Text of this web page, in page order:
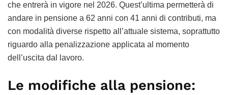
che entrerà in vigore nel 2026. Quest’ultima permetterà di
andare in pensione a 62 anni con 41 anni di contributi, ma
con modalità diverse rispetto all’attuale sistema, soprattutto
riguardo alla penalizzazione applicata al momento
dell’uscita dal lavoro.
Le modifiche alla pensione: